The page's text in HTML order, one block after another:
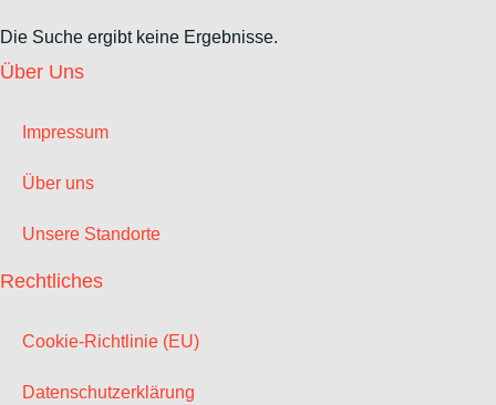
Die Suche ergibt keine Ergebnisse.
Über Uns
Impressum
Über uns
Unsere Standorte
Rechtliches
Cookie-Richtlinie (EU)
Datenschutzerklärung